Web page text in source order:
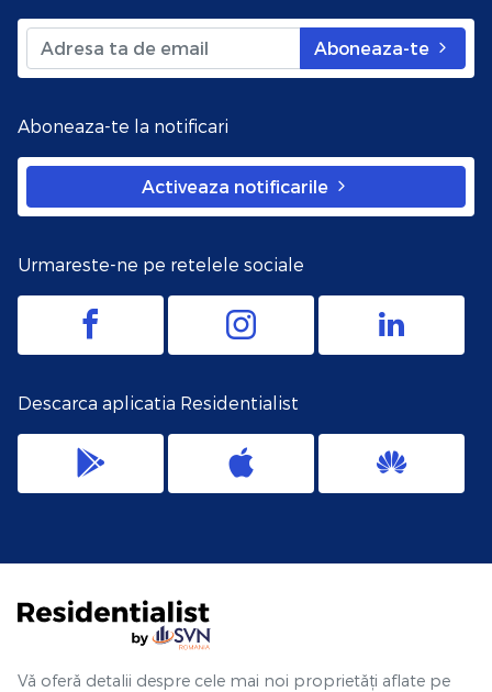
Aboneaza-te
Aboneaza-te la notificari
Activeaza notificarile
Urmareste-ne pe retelele sociale
Descarca aplicatia Residentialist
Vă oferă detalii despre cele mai noi proprietăți aflate pe